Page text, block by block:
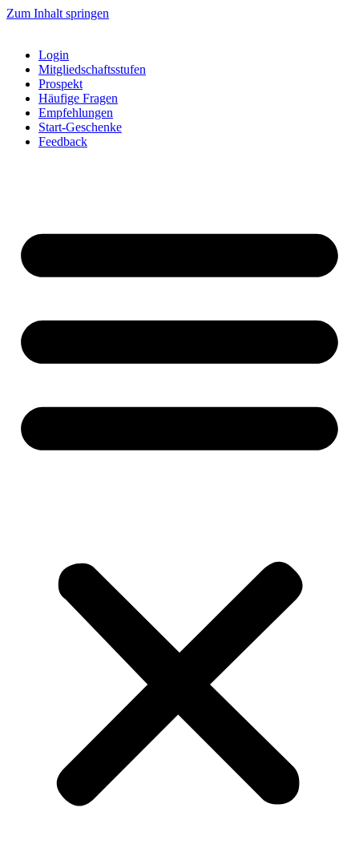
Zum Inhalt springen
Login
Mitgliedschaftsstufen
Prospekt
Häufige Fragen
Empfehlungen
Start-Geschenke
Feedback